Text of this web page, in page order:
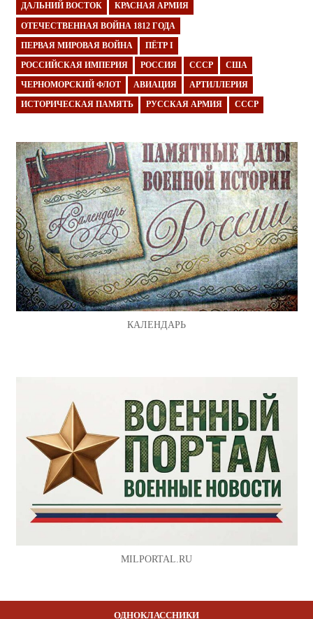
ДАЛЬНИЙ ВОСТОК КРАСНАЯ АРМИЯ
ОТЕЧЕСТВЕННАЯ ВОЙНА 1812 ГОДА
ПЕРВАЯ МИРОВАЯ ВОЙНА ПЁТР I
РОССИЙСКАЯ ИМПЕРИЯ РОССИЯ СССР США
ЧЕРНОМОРСКИЙ ФЛОТ АВИАЦИЯ АРТИЛЛЕРИЯ
ИСТОРИЧЕСКАЯ ПАМЯТЬ РУССКАЯ АРМИЯ СССР
КАЛЕНДАРЬ
MILPORTAL.RU
ОДНОКЛАССНИКИ